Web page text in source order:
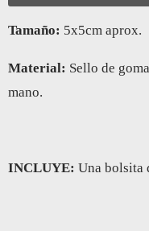
Tamaño: 5x5cm aprox.
Material: Sello de
mano.
INCLUYE: Una bolsita